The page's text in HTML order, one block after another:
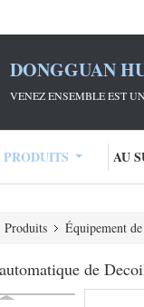
DONGGUAN
VENEZ ENSEMBLE EST
PRODUITS AU
Produits Équipement
de